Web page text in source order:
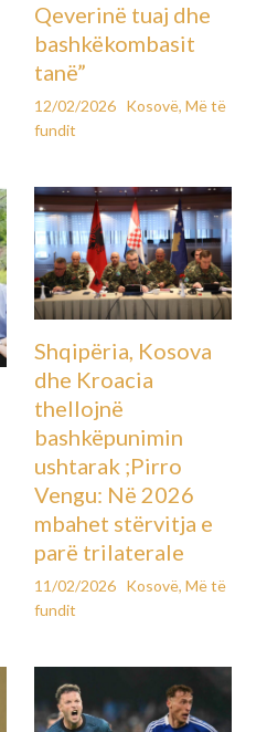
Qeverinë tuaj dhe
bashkëkombasit
tanë”
12/02/2026 Kosovë, Më të
fundit
Shqipëria, Kosova
dhe Kroacia
thellojnë
bashkëpunimin
ushtarak ;Pirro
Vengu: Në 2026
mbahet stërvitja e
parë trilaterale
11/02/2026 Kosovë, Më të
fundit